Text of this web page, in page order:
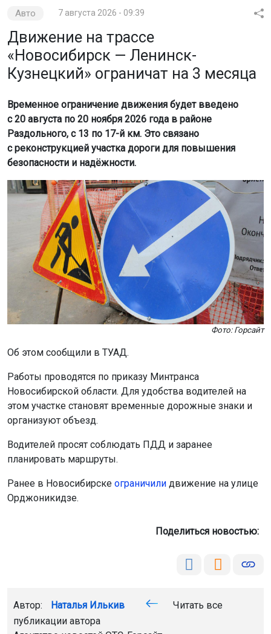
Об этом сообщили в ТУАД.
Новосибирской области. Для удобства водителей на
этом участке становят временные дорожные знаки и
организуют объезд.
Водителей просят соблюдать ПДД и заранее
планировать маршруты.
Ранее в Новосибирске ограничили
движение на улице
Орджоникидзе.
Поделиться новостью:
Автор: Наталья Илькив
Читать все
публикации автора
движения
Новосибирская область
Начальника отдела полиции в
о взятке